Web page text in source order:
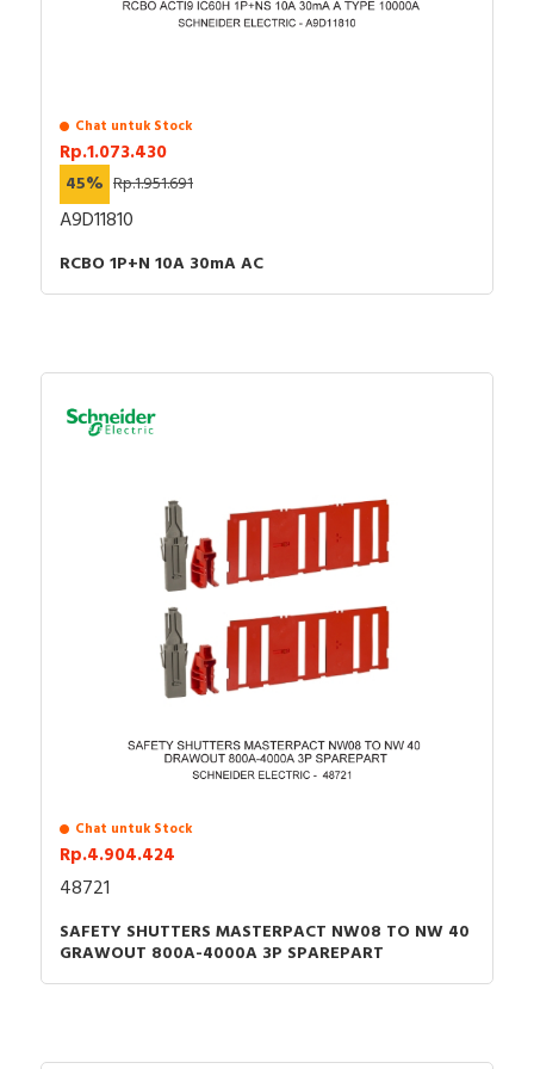
Chat untuk Stock
Rp.1.073.430
45% Rp.1.951.691
A9D11810
RCBO 1P+N 10A 30mA AC
Chat untuk Stock
Rp.4.904.424
48721
SAFETY SHUTTERS MASTERPACT NW08 TO NW 40
GRAWOUT 800A-4000A 3P SPAREPART